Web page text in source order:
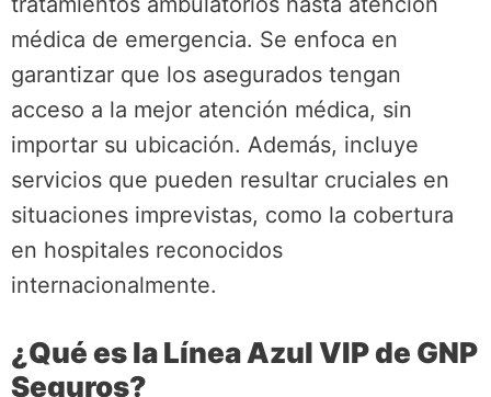
médica de emergencia. Se enfoca en
garantizar que los asegurados tengan
acceso a la mejor atención médica, sin
importar su ubicación. Además, incluye
servicios que pueden resultar cruciales en
situaciones imprevistas, como la cobertura
en hospitales reconocidos
internacionalmente.
¿Qué es la Línea Azul VIP de GNP
Seguros?